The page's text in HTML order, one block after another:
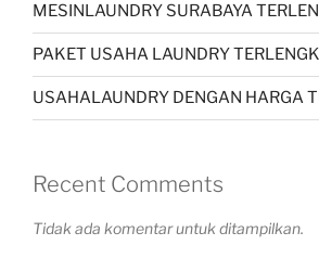
MESINLAUNDRY SURABAYA
PAKET USAHA LAUNDRY
USAHALAUNDRY DENGAN HARGA
Recent Comments
Tidak ada komentar untuk ditampilkan.